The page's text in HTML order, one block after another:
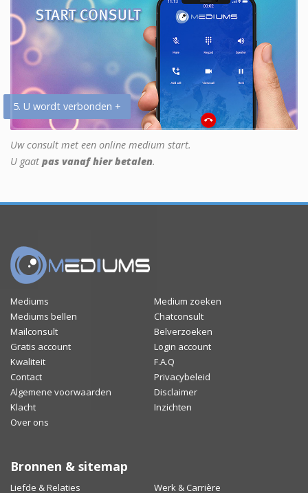
5. U wordt verbonden +
Uw consult met een online medium start.
U gaat pas vanaf hier betalen.
Mediums
Medium zoeken
Mediums bellen
Chatconsult
Mailconsult
Belverzoeken
Gratis account
Login account
Kwaliteit
F.A.Q
Contact
Privacybeleid
Algemene voorwaarden
Disclaimer
Klacht
Inzichten
Over ons
Bronnen & sitemap
Liefde & Relaties Werk & Carrière